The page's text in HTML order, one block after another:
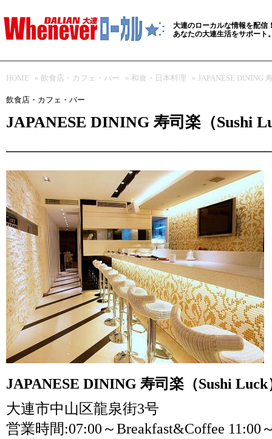
大連のローカルな情報を配信
あなたの大連生活をサポート
HOME » 飲食店・カフェ・バー » 和食・日本料理 » JAPANESE DINING
飲食店・カフェ・バー
JAPANESE DINING 寿司楽（Sushi
JAPANESE DINING 寿司楽（Sushi Luck
大連市中山区龍泉街3号
営業時間:07:00～Breakfast&Coffee 11:00